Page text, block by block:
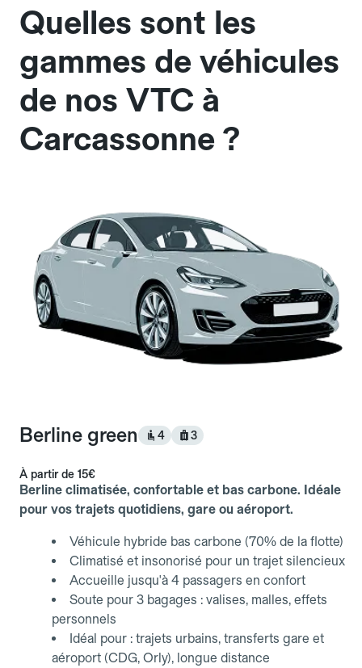
Quelles sont les
gammes de véhicules
de nos VTC à
Carcassonne ?
Berline green 4 3
À partir de 15€
Berline climatisée, confortable et bas carbone. Idéale
pour vos trajets quotidiens, gare ou aéroport.
Véhicule hybride bas carbone (70% de la flotte)
Climatisé et insonorisé pour un trajet silencieux
Accueille jusqu'à 4 passagers en confort
Soute pour 3 bagages : valises, malles, effets
personnels
Idéal pour : trajets urbains, transferts gare et
aéroport (CDG, Orly), longue distance